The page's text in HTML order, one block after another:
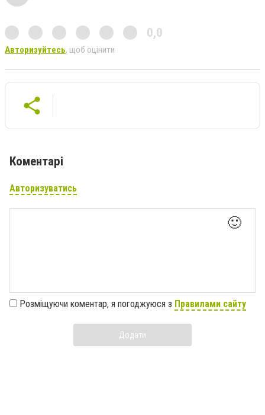
0,0
Авторизуйтесь, щоб оцінити
Коментарі
Авторизуватись
🙂
Розміщуючи коментар, я погоджуюся з Правилами сайту
Додати